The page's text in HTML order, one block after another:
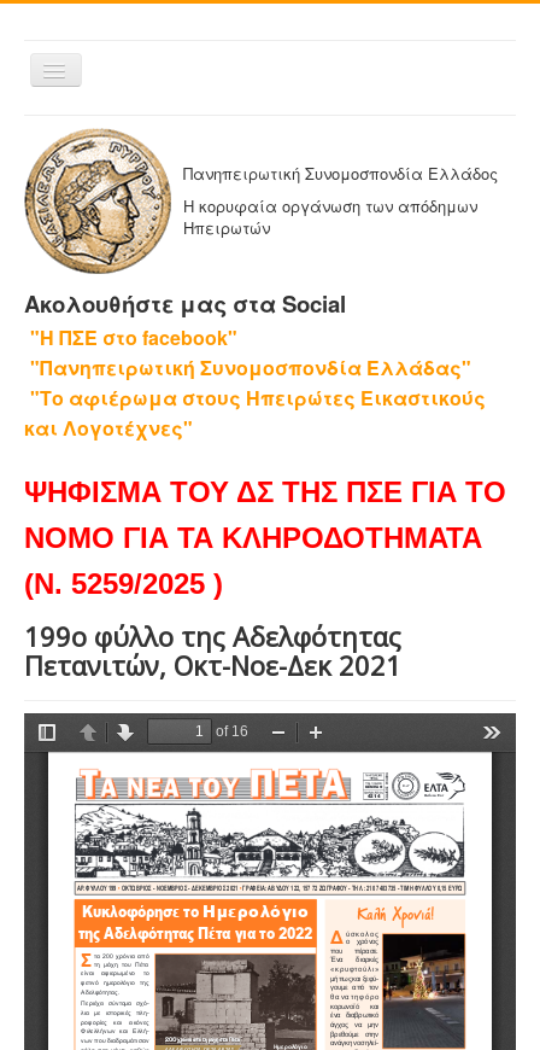
Εναλλαγή
πλοήγησης
ΑΡΧΙΚΗ
Η ΠΑΝΗΠΕΙΡΩΤΙΚΗ
ΔΕΛΤΙΑ ΤΥΠΟΥ
ΑΔΕΛΦΟΤΗΤΕΣ-ΟΜΟΣΠΟΝΔΙΕΣ
Η ΕΦΗΜΕΡΙΔΑ ΜΑΣ
ΕΦΗΜΕΡΙΔΕΣ ΑΔΕΛΦΟΤΗΤΩΝ
ΕΠΙΚΟΙΝΩΝΙΑ
Πανηπειρωτική Συνομοσπονδία Ελλάδος
Η κορυφαία οργάνωση των απόδημων
Ηπειρωτών
Ακολουθήστε μας στα Social
"Η ΠΣΕ στο facebook"
"Πανηπειρωτική Συνομοσπονδία Ελλάδας"
"Το αφιέρωμα στους Ηπειρώτες Εικαστικούς
και Λογοτέχνες"
ΨΗΦΙΣΜΑ ΤΟΥ ΔΣ ΤΗΣ ΠΣΕ ΓΙΑ ΤΟ
ΝΟΜΟ ΓΙΑ ΤΑ ΚΛΗΡΟΔΟΤΗΜΑΤΑ
(Ν. 5259/2025 )
199ο φύλλο της Αδελφότητας
Πετανιτών, Οκτ-Νοε-Δεκ 2021